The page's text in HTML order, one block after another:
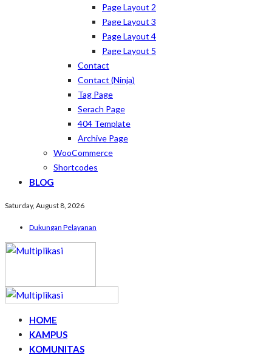
Page Layout 2
Page Layout 3
Page Layout 4
Page Layout 5
Contact
Contact (ninja)
Tag Page
Serach Page
404 Template
Archive Page
WooCommerce
Shortcodes
BLOG
Saturday, August 8, 2026
Dukungan Pelayanan
HOME
KAMPUS
KOMUNITAS